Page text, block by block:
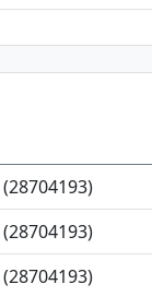
(28704193)
(28704193)
(28704193)